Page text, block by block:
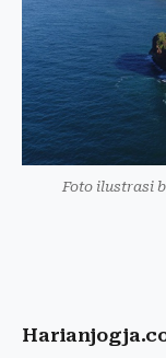
Foto ilustrasi